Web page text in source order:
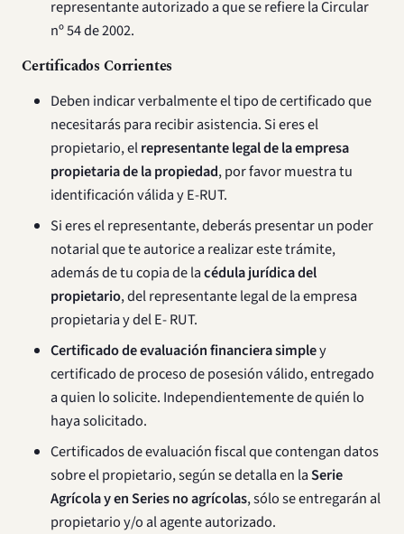
representante autorizado a que se refiere la Circular
nº 54 de 2002.
Certificados Corrientes
Deben indicar verbalmente el tipo de certificado que
necesitarás para recibir asistencia. Si eres el
propietario, elrepresentante legal de la empresa
propietaria de la propiedad, por favor muestra tu
identificación válida y E-RUT.
Si eres el representante, deberás presentar un poder
notarial que te autorice a realizar este trámite,
además de tu copia de lacédula jurídica del
propietario, del representante legal de la empresa
propietaria y del E- RUT.
Certificado de evaluación financiera simpley
certificado de proceso de posesión válido, entregado
a quien lo solicite. Independientemente de quién lo
haya solicitado.
Certificados de evaluación fiscal que contengan datos
sobre el propietario, según se detalla en laSerie
Agrícola y en Series no agrícolas, sólo se entregarán al
propietario y/o al agente autorizado.